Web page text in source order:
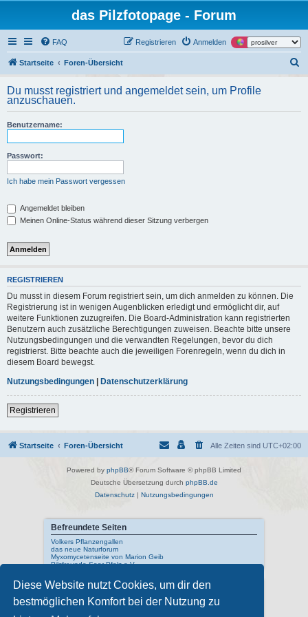
Diese Website nutzt Cookies, um dir den
bestmöglichen Komfort bei der Nutzung zu
das Pilzfotopage - Forum
FAQ Anmelden
Registrieren
Startseite Foren-Übersicht
u
h
Du musst registriert und angemeldet sein, um Profile
anzuschauen.
Benutzername:
Passwort:
Ich habe mein Passwort vergessen
Angemeldet bleiben
Meinen Online-Status während dieser Sitzung verbergen
REGISTRIEREN
Du musst in diesem Forum registriert sein, um dich anmelden zu können. Die
Registrierung ist in wenigen Augenblicken erledigt und ermöglicht dir, auf
weitere Funktionen zuzugreifen. Die Board-Administration kann registrierten
Benutzern auch zusätzliche Berechtigungen zuweisen. Beachte bitte unsere
Nutzungsbedingungen und die verwandten Regelungen, bevor du dich
registrierst. Bitte beachte auch die jeweiligen Forenregeln, wenn du dich in
diesem Board bewegst.
Nutzungsbedingungen | Datenschutzerklärung
Registrieren
Startseite Foren-Übersicht Alle Zeiten sind UTC+02:00
Powered by phpBB® Forum Software © phpBB Limited
Deutsche Übersetzung durch phpBB.de
Datenschutz| Nutzungsbedingungen
Befreundete Seiten
Volkers Pflanzengallen
das neue Naturforum
Myxomycetenseite von Marion Geib
Pilzfreunde Saar-Pfalz e.V.
Interne Links
Mykologisches Lexikon
meine Naturfotos